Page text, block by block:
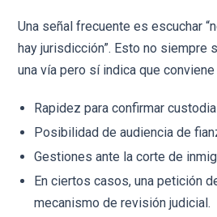
Una señal frecuente es escuchar
hay jurisdicción”. Esto no siempre
una vía pero sí indica que
Rapidez para confirmar
Posibilidad de audiencia de
Gestiones ante la corte de
En ciertos casos, una petición
mecanismo de revisión judicial.